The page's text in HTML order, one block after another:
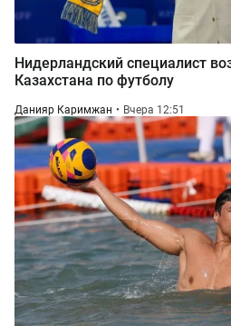
Нидерландский специалист
Казахстана по футболу
Данияр Каримжан Вчера 12:51